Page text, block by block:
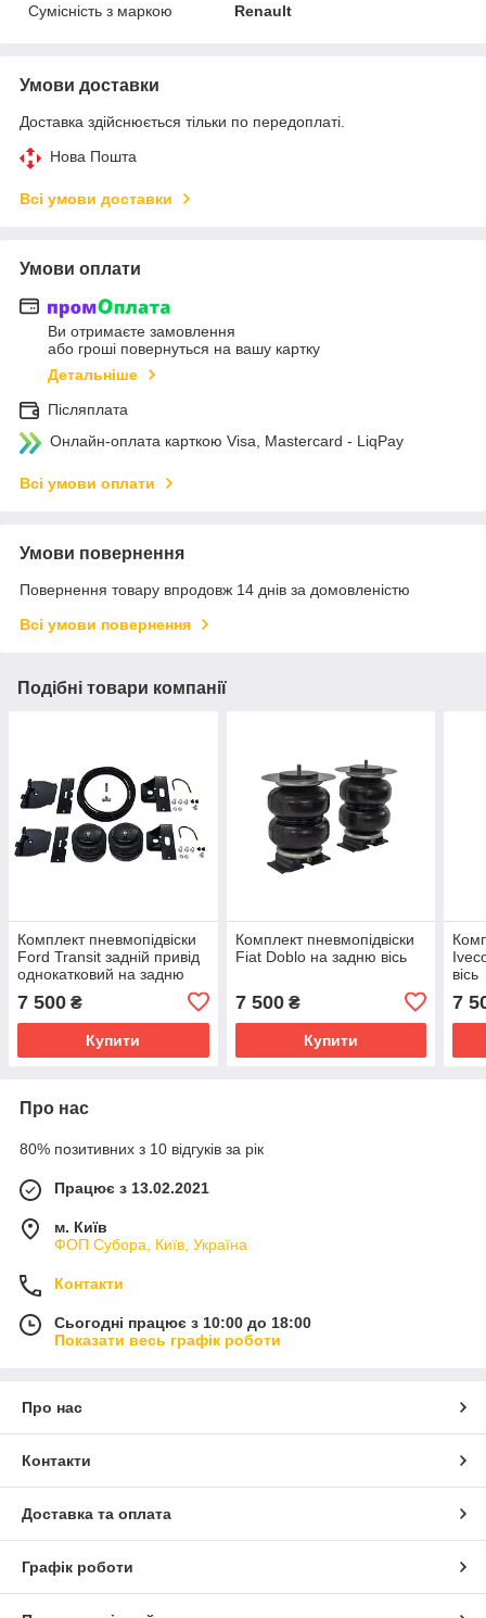
Сумісність з маркою
Renault
Умови доставки
Доставка здійснюється тільки по передоплаті.
Нова Пошта
Всі умови доставки
Умови оплати
Ви отримаєте замовлення
або гроші повернуться на вашу картку
Детальніше
Післяплата
Онлайн-оплата карткою Visa, Mastercard - LiqPay
Всі умови оплати
Умови повернення
Повернення товару впродовж 14 днів за домовленістю
Всі умови повернення
Подібні товари компанії
Комплект пневмопідвіски
Ford Transit задній привід
однокатковий на задню
7 500 ₴
Купити
Комплект пневмопідвіски
Fiat Doblo на задню вісь
7 500₴
Купити
вісь
7
Про нас
80% позитивних з 10 відгуків за рік
Працює з 13.02.2021
м. Київ
ФОП Субора, Київ, Україна
Контакти
Сьогодні працює з 10:00 до 18:00
Показати весь графік роботи
Про нас
Контакти
Доставка та оплата
Графік роботи